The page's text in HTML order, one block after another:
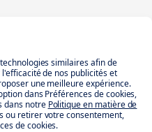
similaires afin de
de nos publicités et
une meilleure expérience.
dans Préférences de cookies,
dans notre Politique en matière de
ou retirer votre consentement,
de cookies.